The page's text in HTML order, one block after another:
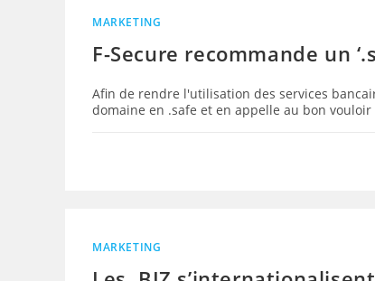
MARKETING
F-Secure recommande un
Afin de rendre l'utilisation des services
domaine en .safe et en appelle au bon vouloir
MARKETING